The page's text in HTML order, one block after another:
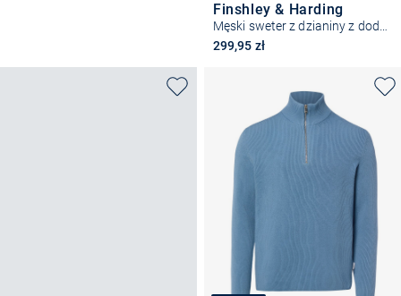
Finshley & Harding
Męski sweter z dzianiny z dodatkiem kaszmiru
299,95 zł